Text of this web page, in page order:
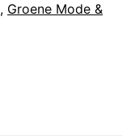
, Groene Mode &